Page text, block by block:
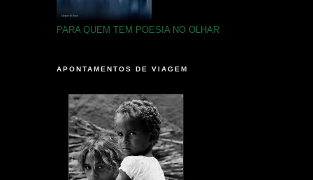
PARA QUEM TEM POESIA NO OLHAR
APONTAMENTOS DE VIAGEM